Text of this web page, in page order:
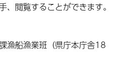
、閲覧することができます。
漁船漁業班（県庁本庁舎18